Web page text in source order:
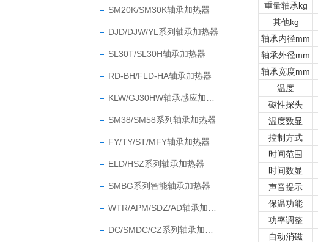
SM20K/SM30K轴承加热器
DJD/DJW/YL系列轴承加热器
SL30T/SL30H轴承加热器
RD-BH/FLD-HA轴承加热器
SM38/SM58系列轴承加热器
FY/TY/ST/MFY轴承加热器
ELD/HSZ系列轴承加热器
SMBG系列智能轴承加热器
重量轴承kg
其他kg
轴承内径mm
轴承外径mm
轴承宽度mm
温度
磁性探头
温度数显
控制方式
时间范围
时间数显
声音提示
保温功能
功率调整
自动消磁